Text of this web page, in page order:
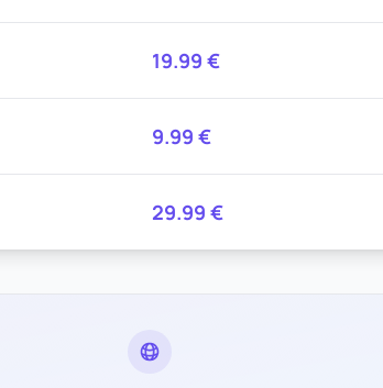
19.99 €
9.99 €
29.99 €